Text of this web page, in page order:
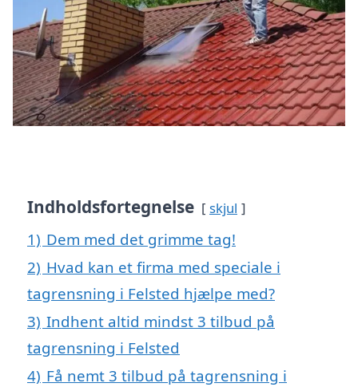
Indholdsfortegnelse skjul
1) Dem med det grimme tag!
2) Hvad kan et firma med speciale i
tagrensning i Felsted hjælpe med?
3) Indhent altid mindst 3 tilbud på
tagrensning i Felsted
4) Få nemt 3 tilbud på tagrensning i